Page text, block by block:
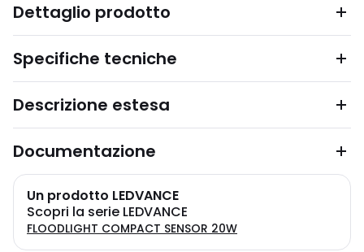
Dettaglio prodotto
Specifiche tecniche
Descrizione estesa
Documentazione
Un prodotto LEDVANCE
Scopri la serie LEDVANCE
FLOODLIGHT COMPACT SENSOR 20W